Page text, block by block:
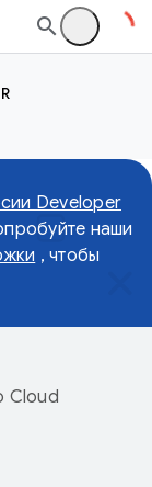
Developer
наши
, чтобы
Cloud